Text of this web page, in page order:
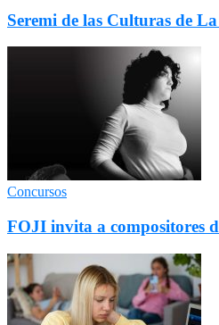
Seremi de las Culturas de
Concursos
FOJI invita a compositores